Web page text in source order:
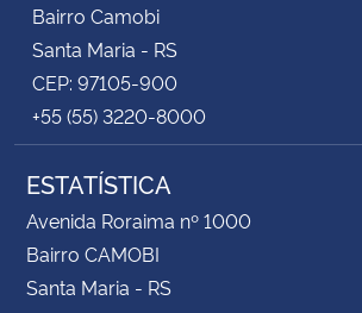
Bairro Camobi
Santa Maria - RS
CEP: 97105-900
+55 (55) 3220-8000
ESTATÍSTICA
Avenida Roraima nº 1000
Bairro CAMOBI
Santa Maria - RS